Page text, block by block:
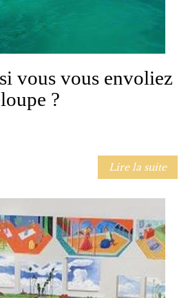
vous vous envoliez
?
Lire la suite